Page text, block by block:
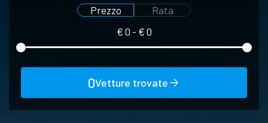
Prezzo
Rata
€ 0 - € 0
Seleziona
Seleziona
rata
0Vetture trovate